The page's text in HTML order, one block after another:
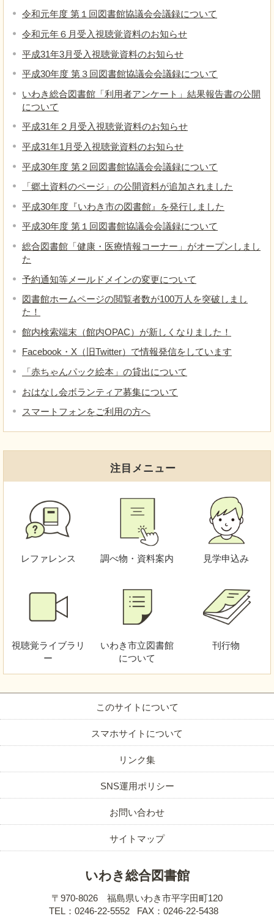
令和元年度 第１回図書館協議会会議録について
令和元年６月受入視聴覚資料のお知らせ
平成31年3月受入視聴覚資料のお知らせ
平成30年度 第３回図書館協議会会議録について
いわき総合図書館「利用者アンケート」結果報告書の公開
について
平成31年２月受入視聴覚資料のお知らせ
平成31年1月受入視聴覚資料のお知らせ
平成30年度 第２回図書館協議会会議録について
「郷土資料のページ」の公開資料が追加されました
平成30年度『いわき市の図書館』を発行しました
平成30年度 第１回図書館協議会会議録について
総合図書館「健康・医療情報コーナー」がオープンしまし
た
予約通知等メールドメインの変更について
図書館ホームページの閲覧者数が100万人を突破しまし
た！
館内検索端末（館内OPAC）が新しくなりました！
Facebook・X（旧Twitter）で情報発信をしています
「赤ちゃんパック絵本」の貸出について
おはなし会ボランティア募集について
スマートフォンをご利用の方へ
注目メニュー
レファレンス 調べ物・資料案内 見学申込み
視聴覚ライブラリ
ー
いわき市立図書館
について
刊行物
いわき総合図書館
〒970-8026 福島県いわき市平字田町120
TEL：0246-22-5552
FAX：0246-22-5438
このサイトについて
スマホサイトについて
リンク集
SNS運用ポリシー
お問い合わせ
サイトマップ